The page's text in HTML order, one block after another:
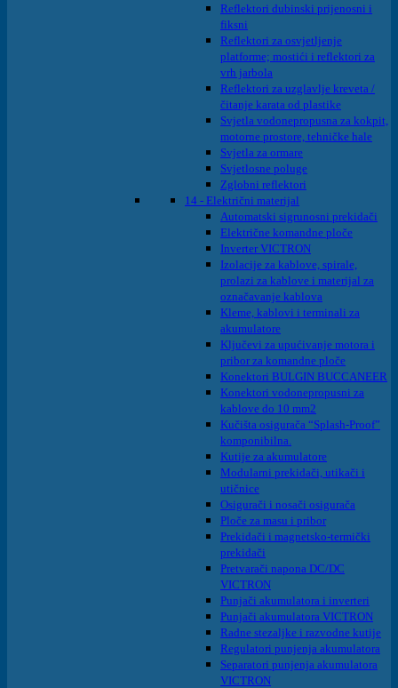
Reflektori dubinski prijenosni i
fiksni
Reflektori za osvjetljenje
platforme; mostići i reflektori za
vrh jarbola
Reflektori za uzglavlje kreveta /
čitanje karata od plastike
Svjetla vodonepropusna za kokpit,
motorne prostore, tehničke hale
Svjetla za ormare
Svjetlosne poluge
Zglobni reflektori
14 - Električni materijal
Automatski sigrunosni prekidači
Električne komandne ploče
Inverter VICTRON
Izolacije za kablove, spirale,
prolazi za kablove i materijal za
označavanje kablova
Kleme, kablovi i terminali za
akumulatore
Ključevi za upućivanje motora i
pribor za komandne ploče
Konektori BULGIN BUCCANEER
Konektori vodonepropusni za
kablove do 10 mm2
Kučišta osigurača “Splash-Proof”
komponibilna.
Kutije za akumulatore
Modularni prekidači, utikači i
utičnice
Osigurači i nosači osigurača
Ploče za masu i pribor
Prekidači i magnetsko-termički
prekidači
Pretvarači napona DC/DC
VICTRON
Punjači akumulatora i inverteri
Punjači akumulatora VICTRON
Radne stezaljke i razvodne kutije
Regulatori punjenja akumulatora
Separatori punjenja akumulatora
VICTRON